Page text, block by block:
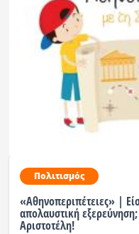
Ελλάδα
Κοινωνία
Πολιτική
Οικονομία
Αθλητικά
Κόσμος
Ραδιόφωνο LIVE
Πολιτισμός
«Αθηνοπεριπέτειες» |
απολαυστική
Αριστοτέλη!